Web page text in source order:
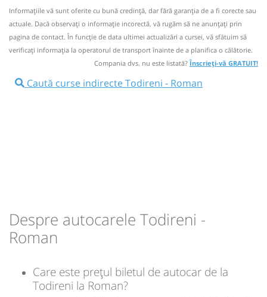
Dotări:
Afiseaza itinerariu
Roman LA STATUIE IN FAȚA GĂRII CFR
ROMAN
Nu a circulat?Semnalați aici un comentariu )
Pune poze din călătoria ta ⤣
Todireni Todireni
Autocar:10690Botoșani - Hlipiceni - Iași -
50lei
Sursa:Hermes SRL| Ultima actualizare:07/2026
Informaţiile vă sunt oferite cu bună credinţă, dar fără garanţia de a fi corecte sau
actuale. Dacă observați o informaţie incorectă, vă rugăm să ne anunțați prin
pagina de contact. În funcție de data ultimei actualizări a cursei, vă sfătuim să
verificaţi informaţia la operatorul de transport înainte de a planifica o călătorie.
Compania dvs. nu este listată?Înscrieți-vă GRATUIT!
Caută curse indirecte Todireni - Roman
Despre autocarele Todireni -
Roman
Care este prețul biletul de autocar de la
Todireni la Roman?